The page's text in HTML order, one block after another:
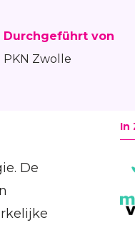
Durchgeführt von
PKN Zwolle
De
In